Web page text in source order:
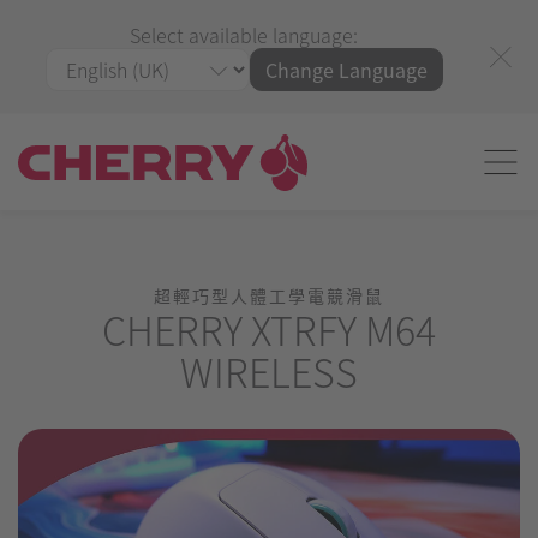
Select available language:
Change Language
超輕巧型人體工學電競滑鼠
CHERRY XTRFY M64
WIRELESS